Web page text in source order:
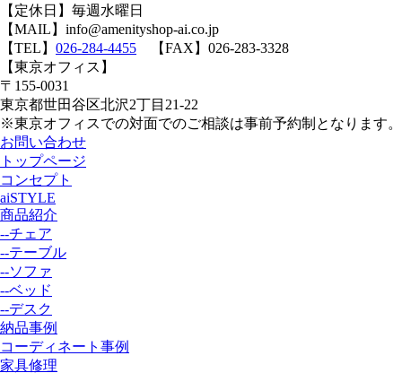
【定休日】毎週水曜日
【MAIL】info@amenityshop-ai.co.jp
【TEL】 026-284-4455 【FAX】026-283-3328
【東京オフィス】
〒155-0031
東京都世田谷区北沢2丁目21-22
※東京オフィスでの対面でのご相談は事前予約制となります。
お問い合わせ
トップページ
コンセプト
aiSTYLE
商品紹介
--チェア
--テーブル
--ソファ
--ベッド
--デスク
納品事例
コーディネート事例
家具修理